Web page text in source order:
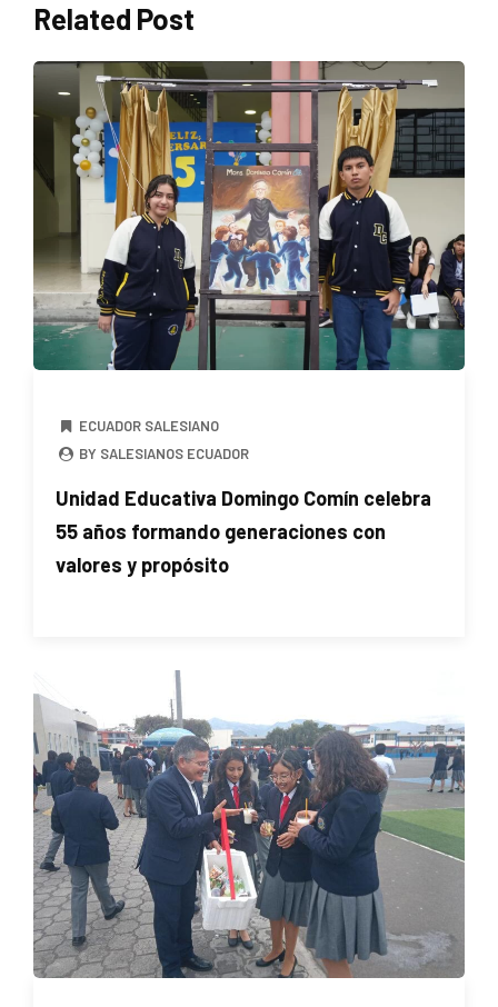
Related Post
ECUADOR SALESIANO
BY SALESIANOS ECUADOR
Unidad Educativa Domingo Comín celebra
55 años formando generaciones con
valores y propósito